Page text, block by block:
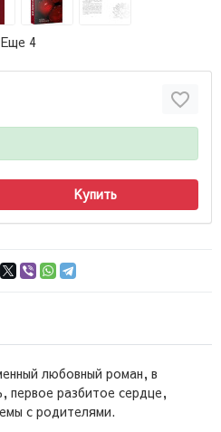
Еще 4
Купить
любовный роман, в
первое разбитое сердце,
с родителями.